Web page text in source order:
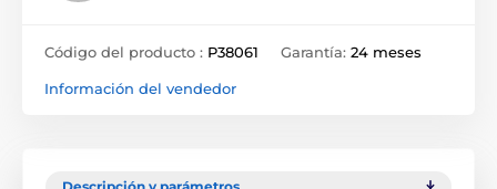
Código del producto : P38061 Garantía: 24 meses
Información del vendedor